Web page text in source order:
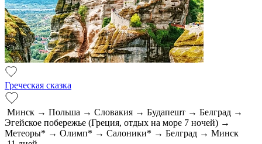
Греческая сказка
Минск → Польша → Словакия → Будапешт → Белград →
Эгейское побережье (Греция, отдых на море 7 ночей) →
Метеоры* → Олимп* → Салоники* → Белград → Минск